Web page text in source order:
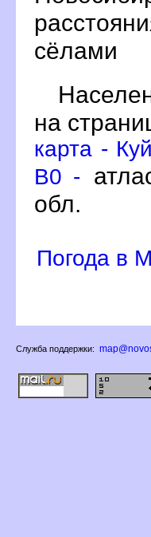
сёлами
на
карта -
B0 -
обл.
Погода в
Служба поддержки: